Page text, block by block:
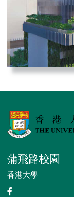
蒲飛路校園
香港大學